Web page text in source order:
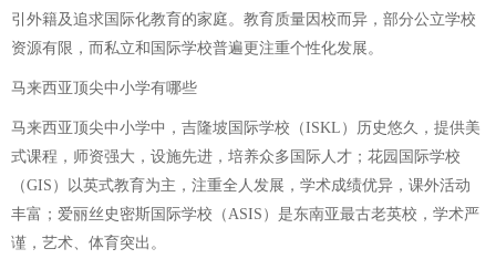
引外籍及追求国际化教育的家庭。教育质量因校而异，部分公立学校
资源有限，而私立和国际学校普遍更注重个性化发展。
马来西亚顶尖中小学有哪些
马来西亚顶尖中小学中，吉隆坡国际学校（ISKL）历史悠久，提供美
式课程，师资强大，设施先进，培养众多国际人才；花园国际学校
（GIS）以英式教育为主，注重全人发展，学术成绩优异，课外活动
丰富；爱丽丝史密斯国际学校（ASIS）是东南亚最古老英校，学术严
谨，艺术、体育突出。